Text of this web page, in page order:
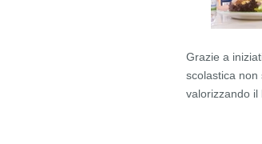
Grazie a
scolastica non
valorizzando